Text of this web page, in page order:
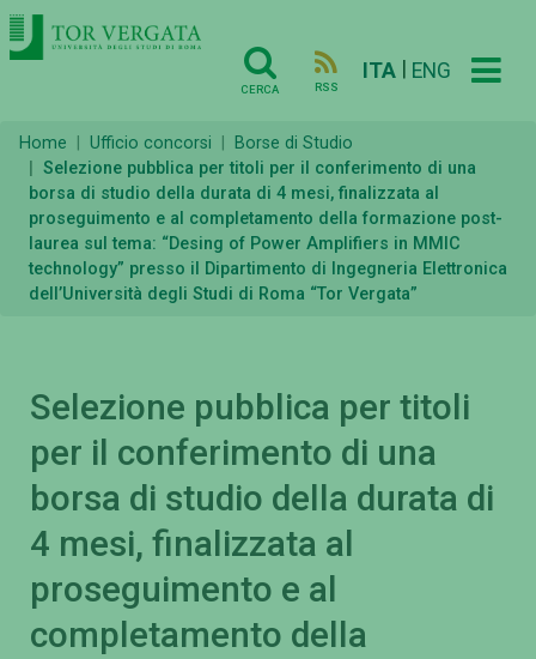
CERCA RSS
ITA ENG
Home Ufficio concorsi
Borse di Studio
Selezione pubblica per titoli per il conferimento di una
borsa di studio della durata di 4 mesi, finalizzata al
proseguimento e al completamento della formazione post-
laurea sul tema: “Desing of Power Amplifiers in MMIC
technology” presso il Dipartimento di Ingegneria Elettronica
dell’Università degli Studi di Roma “Tor Vergata”
Selezione pubblica per titoli
per il conferimento di una
borsa di studio della durata di
4 mesi, finalizzata al
proseguimento e al
completamento della